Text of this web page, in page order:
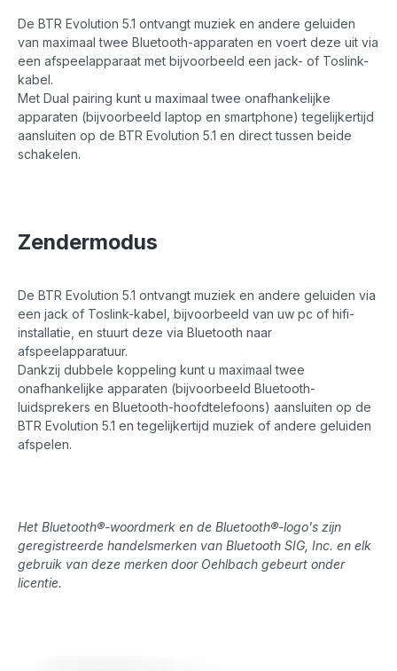
De BTR Evolution 5.1 ontvangt muziek en andere geluiden
van maximaal twee Bluetooth-apparaten en voert deze uit via
een afspeelapparaat met bijvoorbeeld een jack- of Toslink-
kabel.
Met Dual pairing kunt u maximaal twee onafhankelijke
apparaten (bijvoorbeeld laptop en smartphone) tegelijkertijd
aansluiten op de BTR Evolution 5.1 en direct tussen beide
schakelen.
Zendermodus
De BTR Evolution 5.1 ontvangt muziek en andere geluiden via
een jack of Toslink-kabel, bijvoorbeeld van uw pc of hifi-
installatie, en stuurt deze via Bluetooth naar
afspeelapparatuur.
Dankzij dubbele koppeling kunt u maximaal twee
onafhankelijke apparaten (bijvoorbeeld Bluetooth-
luidsprekers en Bluetooth-hoofdtelefoons) aansluiten op de
BTR Evolution 5.1 en tegelijkertijd muziek of andere geluiden
afspelen.
Het Bluetooth®-woordmerk en de Bluetooth®-logo's zijn
geregistreerde handelsmerken van Bluetooth SIG, Inc. en elk
gebruik van deze merken door Oehlbach gebeurt onder
licentie.